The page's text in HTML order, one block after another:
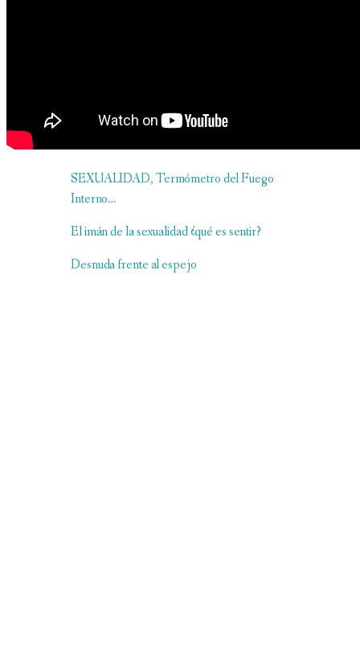
SEXUALIDAD, Termómetro del Fuego
Interno…
El imán de la sexualidad ¿qué es sentir?
Desnuda frente al espejo